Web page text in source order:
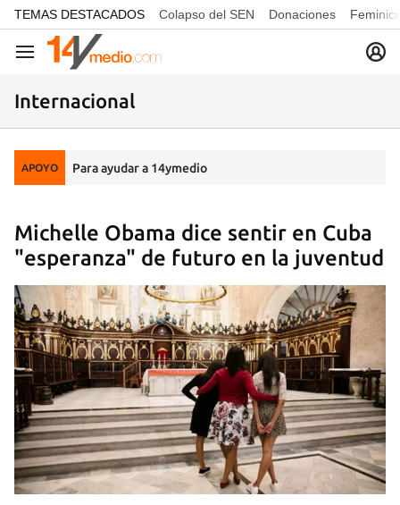
common.go-to-content
TEMAS DESTACADOS Colapso del SEN Donaciones
Navegación
Internacional
APOYO Para ayudar a 14ymedio
Michelle Obama dice sentir en Cuba
"esperanza" de futuro en la juventud